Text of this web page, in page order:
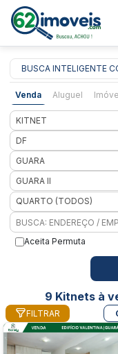
BUSCA INTELIGENTE
Venda Aluguel
KITNET
DF
GUARA
GUARA II
QUARTO (TODOS)
Aceita Permuta
9 Kitnets à
FILTRAR